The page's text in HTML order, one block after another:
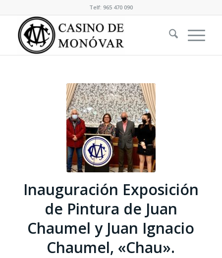
Telf: 965 470 090
Inauguración Exposición
de Pintura de Juan
Chaumel y Juan Ignacio
Chaumel, «Chau».